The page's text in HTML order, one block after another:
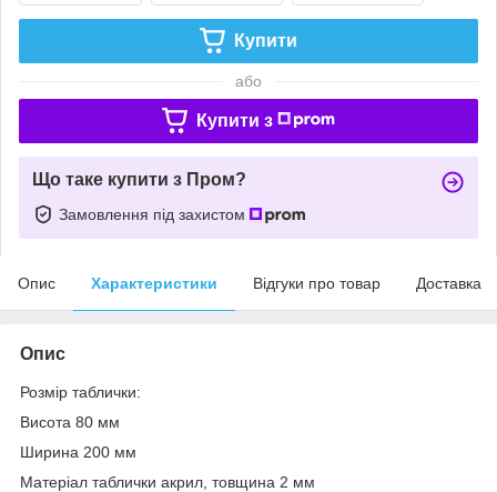
Купити
або
Купити з
Що таке купити з Пром?
Замовлення під захистом
Опис Характеристики Відгуки про товар Доставка
Опис
Розмір таблички:
Висота 80 мм
Ширина 200 мм
Матеріал таблички акрил, товщина 2 мм